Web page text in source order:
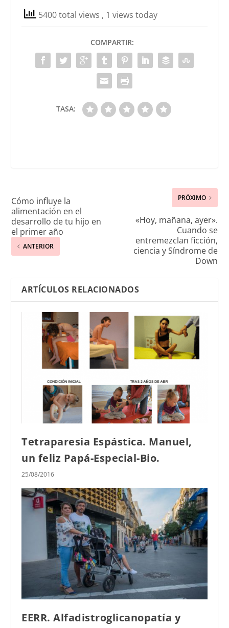
5400 total views , 1 views today
COMPARTIR:
TASA:
Cómo influye la
alimentación en el
desarrollo de tu hijo en
el primer año
ANTERIOR
PRÓXIMO
«Hoy, mañana, ayer».
Cuando se
entremezclan ficción,
ciencia y Síndrome de
Down
ARTÍCULOS RELACIONADOS
Tetraparesia Espástica. Manuel,
un feliz Papá-Especial-Bio.
25/08/2016
EERR. Alfadistroglicanopatía y